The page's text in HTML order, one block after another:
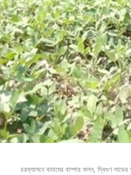
চরফ্যাসনে বাদামের বাম্পার ফলন, দ্বিগুণ